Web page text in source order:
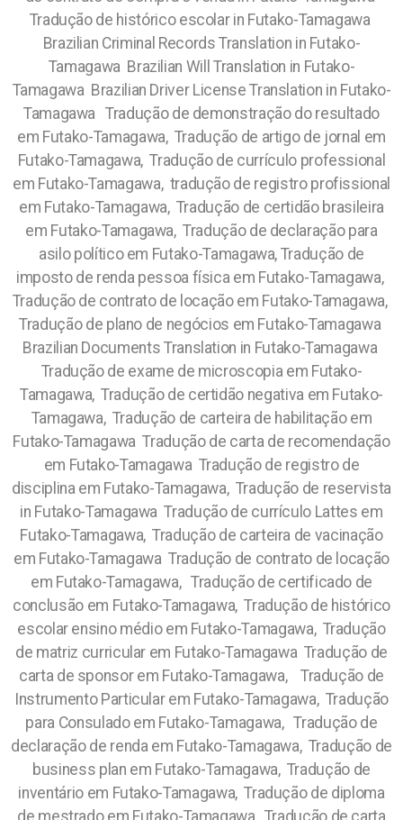
Tradução de histórico escolar in Futako-Tamagawa
Brazilian Criminal Records Translation in Futako-
Tamagawa Brazilian Will Translation in Futako-
Tamagawa Brazilian Driver License Translation in Futako-
Tamagawa Tradução de demonstração do resultado
em Futako-Tamagawa, Tradução de artigo de jornal em
Futako-Tamagawa, Tradução de currículo professional
em Futako-Tamagawa, tradução de registro profissional
em Futako-Tamagawa, Tradução de certidão brasileira
em Futako-Tamagawa, Tradução de declaração para
asilo político em Futako-Tamagawa, Tradução de
imposto de renda pessoa física em Futako-Tamagawa,
Tradução de contrato de locação em Futako-Tamagawa,
Tradução de plano de negócios em Futako-Tamagawa
Brazilian Documents Translation in Futako-Tamagawa
Tradução de exame de microscopia em Futako-
Tamagawa, Tradução de certidão negativa em Futako-
Tamagawa, Tradução de carteira de habilitação em
Futako-Tamagawa Tradução de carta de recomendação
em Futako-Tamagawa Tradução de registro de
disciplina em Futako-Tamagawa, Tradução de reservista
in Futako-Tamagawa Tradução de currículo Lattes em
Futako-Tamagawa, Tradução de carteira de vacinação
em Futako-Tamagawa Tradução de contrato de locação
em Futako-Tamagawa, Tradução de certificado de
conclusão em Futako-Tamagawa, Tradução de histórico
escolar ensino médio em Futako-Tamagawa, Tradução
de matriz curricular em Futako-Tamagawa Tradução de
carta de sponsor em Futako-Tamagawa, Tradução de
Instrumento Particular em Futako-Tamagawa, Tradução
para Consulado em Futako-Tamagawa, Tradução de
declaração de renda em Futako-Tamagawa, Tradução de
business plan em Futako-Tamagawa, Tradução de
inventário em Futako-Tamagawa, Tradução de diploma
de mestrado em Futako-Tamagawa, Tradução de carta